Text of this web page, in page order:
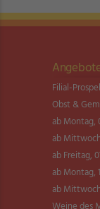
Filial-
Obst &
ab Montag,
ab
ab Freitag,
ab Montag,
ab